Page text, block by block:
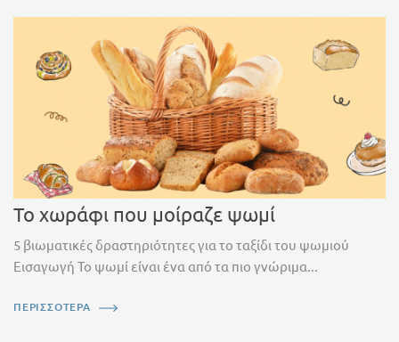
Το χωράφι που μοίραζε ψωμί
5 βιωματικές δραστηριότητες για το ταξίδι του ψωμιού
Εισαγωγή Το ψωμί είναι ένα από τα πιο γνώριμα...
ΠΕΡΙΣΣΟΤΕΡΑ